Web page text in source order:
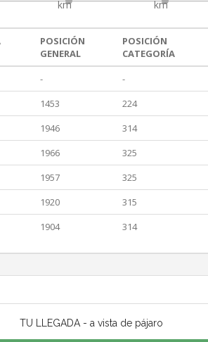
km
km
POSICIÓN
GENERAL
POSICIÓN
CATEGORÍA
- -
1453 224
1946 314
1966 325
1957 325
1920 315
1904 314
TU LLEGADA - a vista de pájaro